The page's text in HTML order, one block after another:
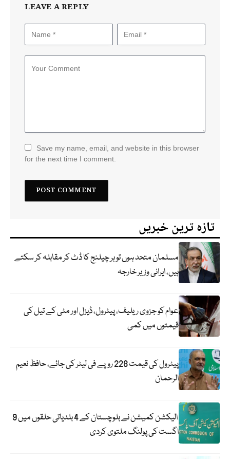
LEAVE A REPLY
Save my name, email, and website in this browser
for the next time I comment.
تازہ ترین خبریں
مسلمان متحد ہوں تو ہر چیلنج کا ڈٹ کر مقابلہ کر سکتے
ہیں، ایرانی وزیر خارجہ
عوام کو جزوی ریلیف، پیٹرول، ڈیزل اور مٹی کے تیل کی
قیمتوں میں کمی
پیٹرول کی قیمت 228 روپے فی لیٹر کی جائے، حافظ نعیم
الرحمان
الیکشن کمیشن نے بلوچستان کے 4 بلدیاتی حلقوں میں 9
اگست کی پولنگ ملتوی کردی